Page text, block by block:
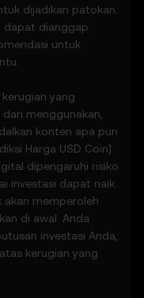
dijadikan patokan.
dapat dianggap
untuk
yang
menggunakan,
konten apa pun
Harga USD Coin].
dipengaruhi risiko
investasi dapat naik
akan memperoleh
di awal. Anda
investasi Anda,
kerugian yang
harga.
tentang
apa pun.
dan
Fitur
tetap